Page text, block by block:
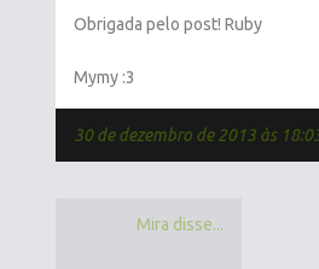
Obrigada pelo post! Ruby
Mymy :3
30 de dezembro de 2013 às
Mira disse...